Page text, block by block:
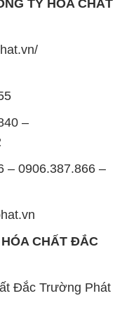
TY HÓA CHẤT
–
– 0906.387.866 –
CHẤT ĐẮC
Đắc Trường Phát